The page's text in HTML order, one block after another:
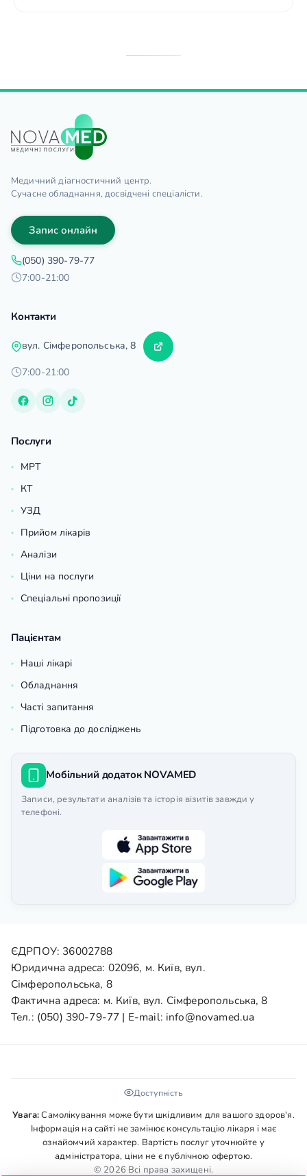
Медичний діагностичний центр.
Сучасне обладнання, досвідчені спеціалісти.
Запис онлайн
(050) 390-79-77
7:00-21:00
Контакти
вул. Сімферопольська, 8
7:00-21:00
Послуги
МРТ
КТ
УЗД
Прийом лікарів
Аналізи
Ціни на послуги
Спеціальні пропозиції
Пацієнтам
Наші лікарі
Обладнання
Часті запитання
Підготовка до досліджень
Мобільний додаток NOVAMED
Записи, результати аналізів та історія візитів завжди у
телефоні.
ЄДРПОУ: 36002788
Юридична адреса: 02096, м. Київ, вул.
Сімферопольська, 8
Фактична адреса: м. Київ, вул. Сімферопольська, 8
Тел.: (050) 390-79-77 | E-mail: info@novamed.ua
Доступність
Увага:Самолікування може бути шкідливим для вашого здоров'я.
Інформація на сайті не замінює консультацію лікаря і має
ознайомчий характер. Вартість послуг уточнюйте у
адміністратора, ціни не є публічною офертою.
© 2026 Всі права захищені.